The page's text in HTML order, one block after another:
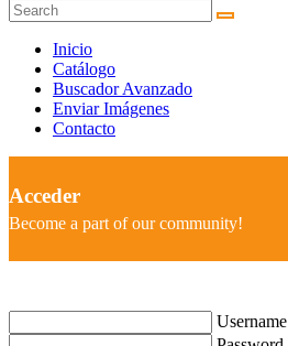
Inicio
Catálogo
Buscador Avanzado
Enviar Imágenes
Contacto
Acceder
Become a part of our community!
Username